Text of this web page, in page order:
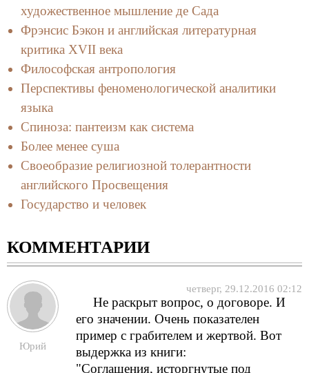
художественное мышление де Сада
Фрэнсис Бэкон и английская литературная
критика XVII века
Философская антропология
Перспективы феноменологической аналитики
языка
Спиноза: пантеизм как система
Более менее суша
Своеобразие религиозной толерантности
английского Просвещения
Государство и человек
КОММЕНТАРИИ
Юрий
четверг, 29.12.2016 02:12
Не раскрыт вопрос, о договоре. И
его значении. Очень показателен
пример с грабителем и жертвой. Вот
выдержка из книги:
"Соглашения, исторгнутые под